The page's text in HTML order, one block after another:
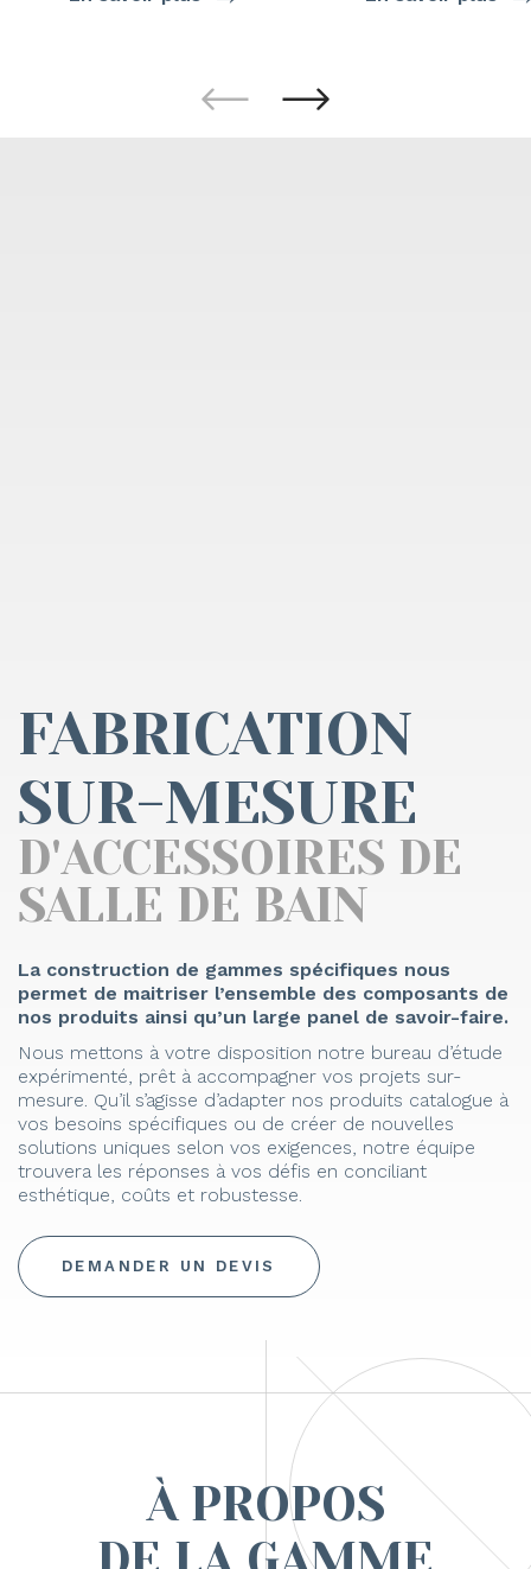
FABRICATION
SUR-MESURE
D'ACCESSOIRES DE
SALLE DE BAIN
La construction de gammes spécifiques nous
permet de maitriser l’ensemble des composants de
nos produits ainsi qu’un large panel de savoir-faire.
Nous mettons à votre disposition notre bureau d’étude
expérimenté, prêt à accompagner vos projets sur-
mesure. Qu’il s’agisse d’adapter nos produits catalogue à
vos besoins spécifiques ou de créer de nouvelles
solutions uniques selon vos exigences, notre équipe
trouvera les réponses à vos défis en conciliant
esthétique, coûts et robustesse.
DEMANDER UN DEVIS
À PROPOS